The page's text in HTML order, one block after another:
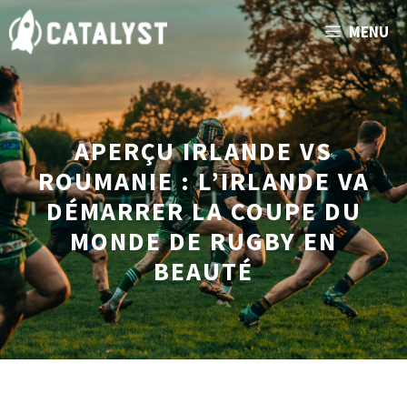
Aller
au
contenu
MENU
APERÇU IRLANDE VS
ROUMANIE : L’IRLANDE VA
DÉMARRER LA COUPE DU
MONDE DE RUGBY EN
BEAUTÉ